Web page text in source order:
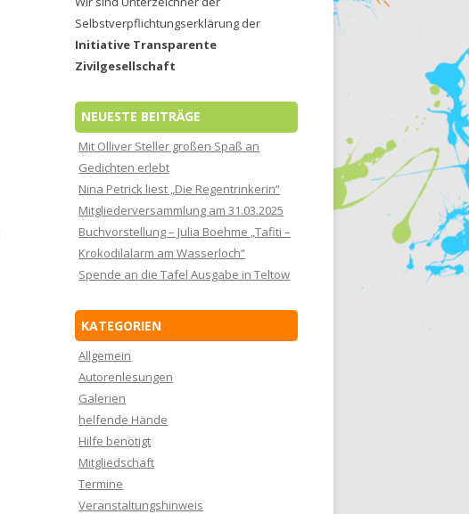
Selbstverpflichtungserklärung der
Initiative Transparente
Zivilgesellschaft
NEUESTE BEITRÄGE
Mit Olliver Steller großen Spaß an
Gedichten erlebt
Nina Petrick liest „Die Regentrinkerin“
Mitgliederversammlung am 31.03.2025
Buchvorstellung – Julia Boehme „Tafiti –
Krokodilalarm am Wasserloch“
Spende an die Tafel Ausgabe in Teltow
KATEGORIEN
Allgemein
Autorenlesungen
Galerien
helfende Hände
Hilfe benötigt
Mitgliedschaft
Termine
Veranstaltungshinweis